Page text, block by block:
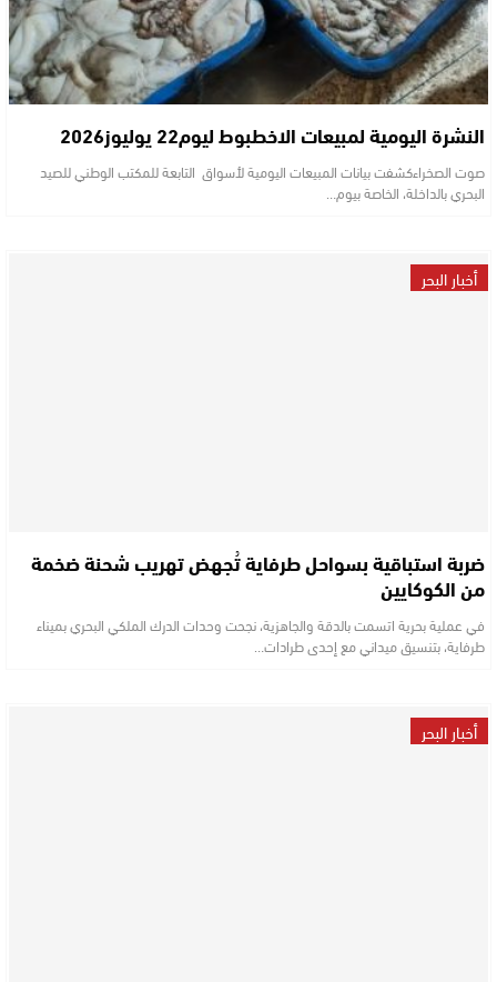
النشرة اليومية لمبيعات الاخطبوط ليوم22 يوليوز2026
صوت الصخراءكشفت بيانات المبيعات اليومية لأسواق التابعة للمكتب الوطني للصيد
البحري بالداخلة، الخاصة بيوم…
أخبار البحر
ضربة استباقية بسواحل طرفاية تُجهض تهريب شحنة ضخمة
من الكوكايين
في عملية بحرية اتسمت بالدقة والجاهزية، نجحت وحدات الدرك الملكي البحري بميناء
طرفاية، بتنسيق ميداني مع إحدى طرادات…
أخبار البحر